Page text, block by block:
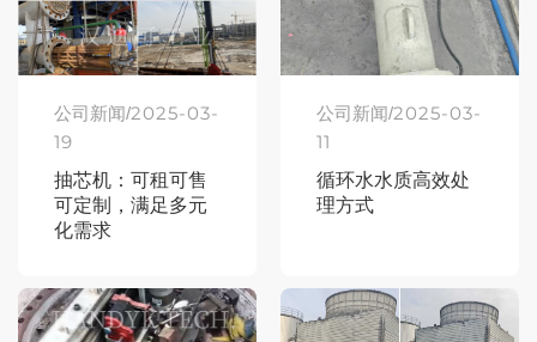
公司新闻/2025-03-
19
抽芯机：可租可售
可定制，满足多元
化需求
公司新闻/2025-03-
11
循环水水质高效处
理方式